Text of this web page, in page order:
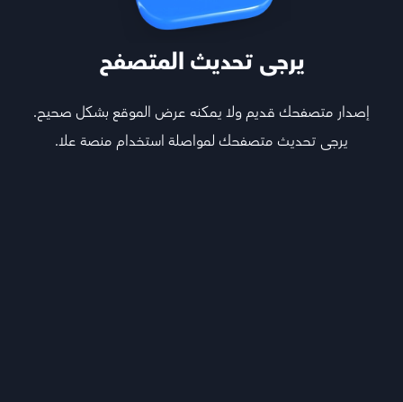
يرجى تحديث المتصفح
إصدار متصفحك قديم ولا يمكنه عرض الموقع بشكل صحيح.
يرجى تحديث متصفحك لمواصلة استخدام منصة علا.